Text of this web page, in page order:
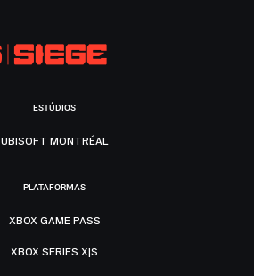
ESTÚDIOS
UBISOFT MONTRÉAL
PLATAFORMAS
XBOX GAME PASS
XBOX SERIES X|S